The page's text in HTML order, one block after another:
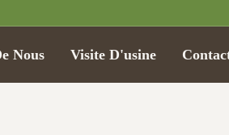
Nous Visite D'usine